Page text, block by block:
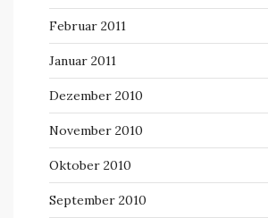
Februar 2011
Januar 2011
Dezember 2010
November 2010
Oktober 2010
September 2010